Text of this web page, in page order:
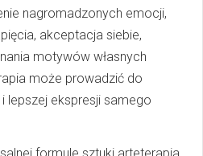
nagromadzonych emocji,
akceptacja siebie,
motywów własnych
może prowadzić do
lepszej ekspresji samego
formule sztuki arteterapia